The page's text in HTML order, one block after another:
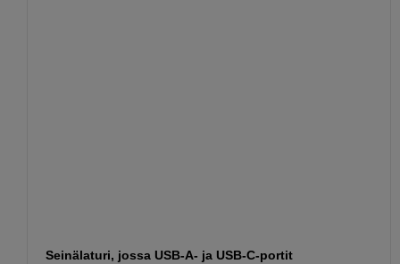
Seinälaturi, jossa USB-A- ja USB-C-portit